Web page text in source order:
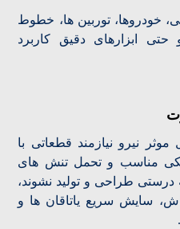
خودروها، توربین ها، خطوط
حتی ابزارهای دقیق کاربرد
نیرو نیازمند قطعاتی با
مناسب و تحمل تنش های
طراحی و تولید نشوند،
سایش سریع یاتاقان ها و